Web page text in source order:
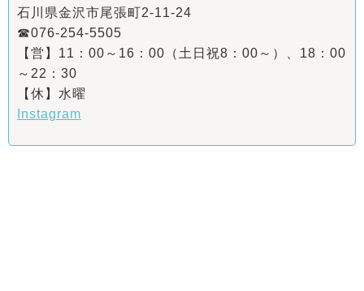
石川県金沢市尾張町2-11-24
☎076-254-5505
【営】11：00～16：00（土日祝8：00～）、18：00
～22：30
【休】水曜
Instagram